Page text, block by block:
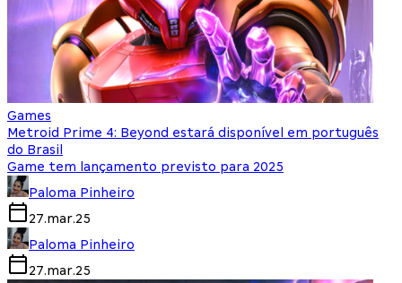
Games
Metroid Prime 4: Beyond estará disponível em português
do Brasil
Game tem lançamento previsto para 2025
Paloma Pinheiro
27.mar.25
Paloma Pinheiro
27.mar.25